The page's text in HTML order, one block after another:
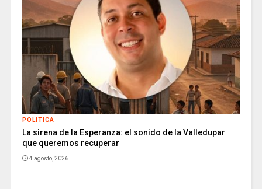
POLITICA
La sirena de la Esperanza: el sonido de la Valledupar
que queremos recuperar
4 agosto, 2026